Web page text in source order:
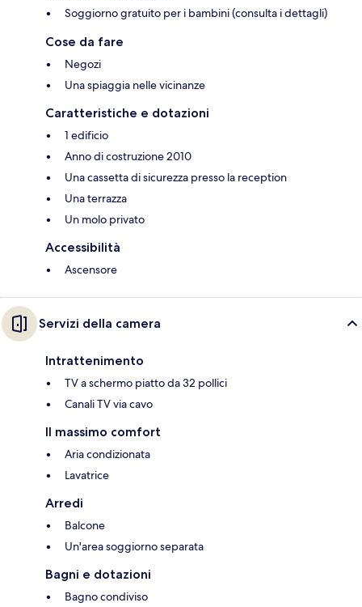
Soggiorno gratuito per i bambini (consulta i dettagli)
Cose da fare
Negozi
Una spiaggia nelle vicinanze
Caratteristiche e dotazioni
1 edificio
Anno di costruzione 2010
Una cassetta di sicurezza presso la reception
Una terrazza
Un molo privato
Accessibilità
Ascensore
Servizi della camera
Intrattenimento
TV a schermo piatto da 32 pollici
Canali TV via cavo
Il massimo comfort
Aria condizionata
Lavatrice
Arredi
Balcone
Un'area soggiorno separata
Bagni e dotazioni
Bagno condiviso